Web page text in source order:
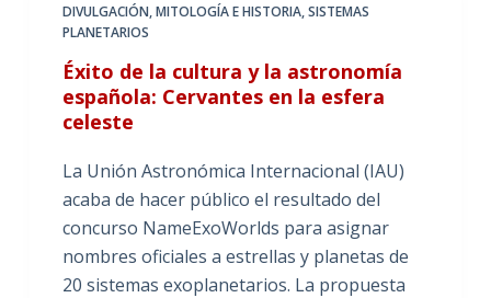
DIVULGACIÓN,MITOLOGÍA E HISTORIA,SISTEMAS
PLANETARIOS
Éxito de la cultura y la astronomía
española: Cervantes en la esfera
celeste
La Unión Astronómica Internacional (IAU)
acaba de hacer público el resultado del
concurso NameExoWorlds para asignar
nombres oficiales a estrellas y planetas de
20 sistemas exoplanetarios. La propuesta